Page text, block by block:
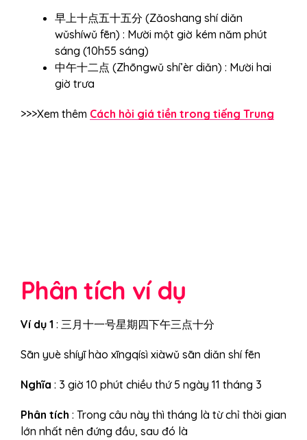
早上十点五十五分 (Zǎoshang shí diǎn
wǔshíwǔ fēn) : Mười một giờ kém năm phút
sáng (10h55 sáng)
中午十二点 (Zhōngwǔ shí’èr diǎn) : Mười hai
giờ trưa
>>>Xem thêm Cách hỏi giá tiền trong tiếng Trung
Phân tích ví dụ
Ví dụ 1 : 三月十一号星期四下午三点十分
Sān yuè shíyī hào xīngqísì xiàwǔ sān diǎn shí fēn
Nghĩa : 3 giờ 10 phút chiều thứ 5 ngày 11 tháng 3
Phân tích : Trong câu này thì tháng là từ chỉ thời gian
lớn nhất nên đứng đầu, sau đó là